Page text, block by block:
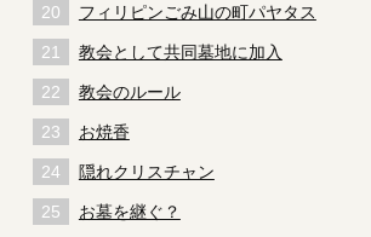
フィリピンごみ山の町パヤタス
教会として共同墓地に加入
教会のルール
お焼香
隠れクリスチャン
お墓を継ぐ？